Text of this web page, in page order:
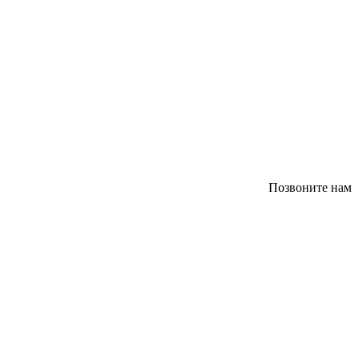
Позвоните нам